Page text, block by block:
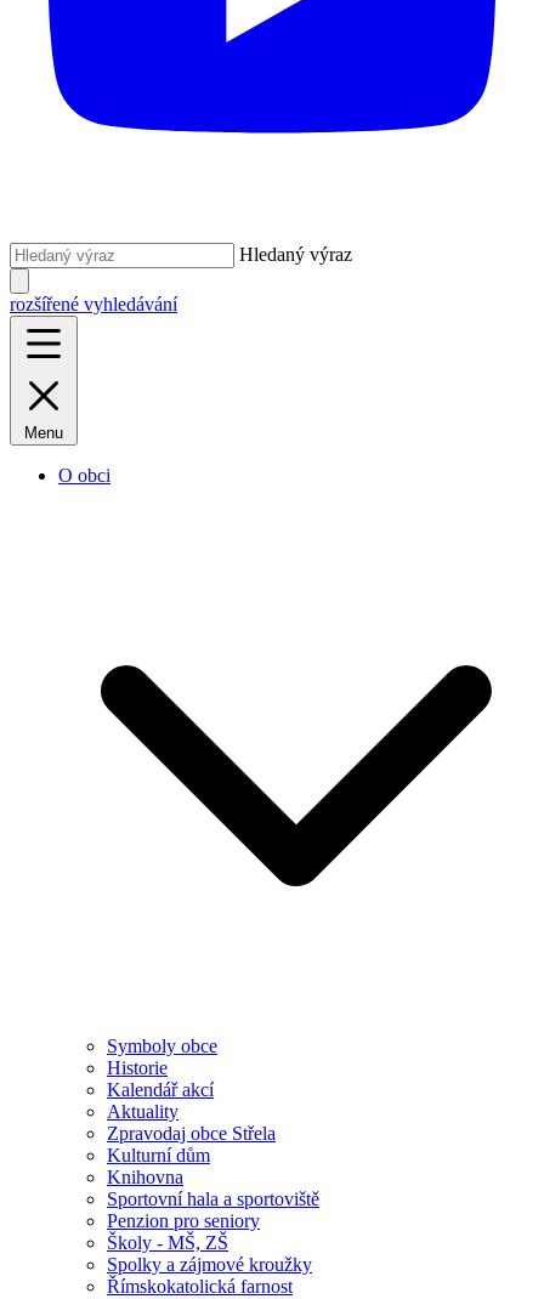
Hledaný výraz
rozšířené vyhledávání
Menu
O obci
Symboly obce
Historie
Kalendář akcí
Aktuality
Zpravodaj obce Střela
Kulturní dům
Knihovna
Sportovní hala a sportoviště
Penzion pro seniory
Školy - MŠ, ZŠ
Spolky a zájmové kroužky
Římskokatolická farnost